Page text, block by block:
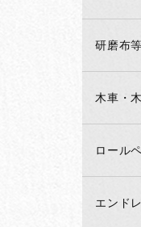
研磨布
木車・
ロール
エンド